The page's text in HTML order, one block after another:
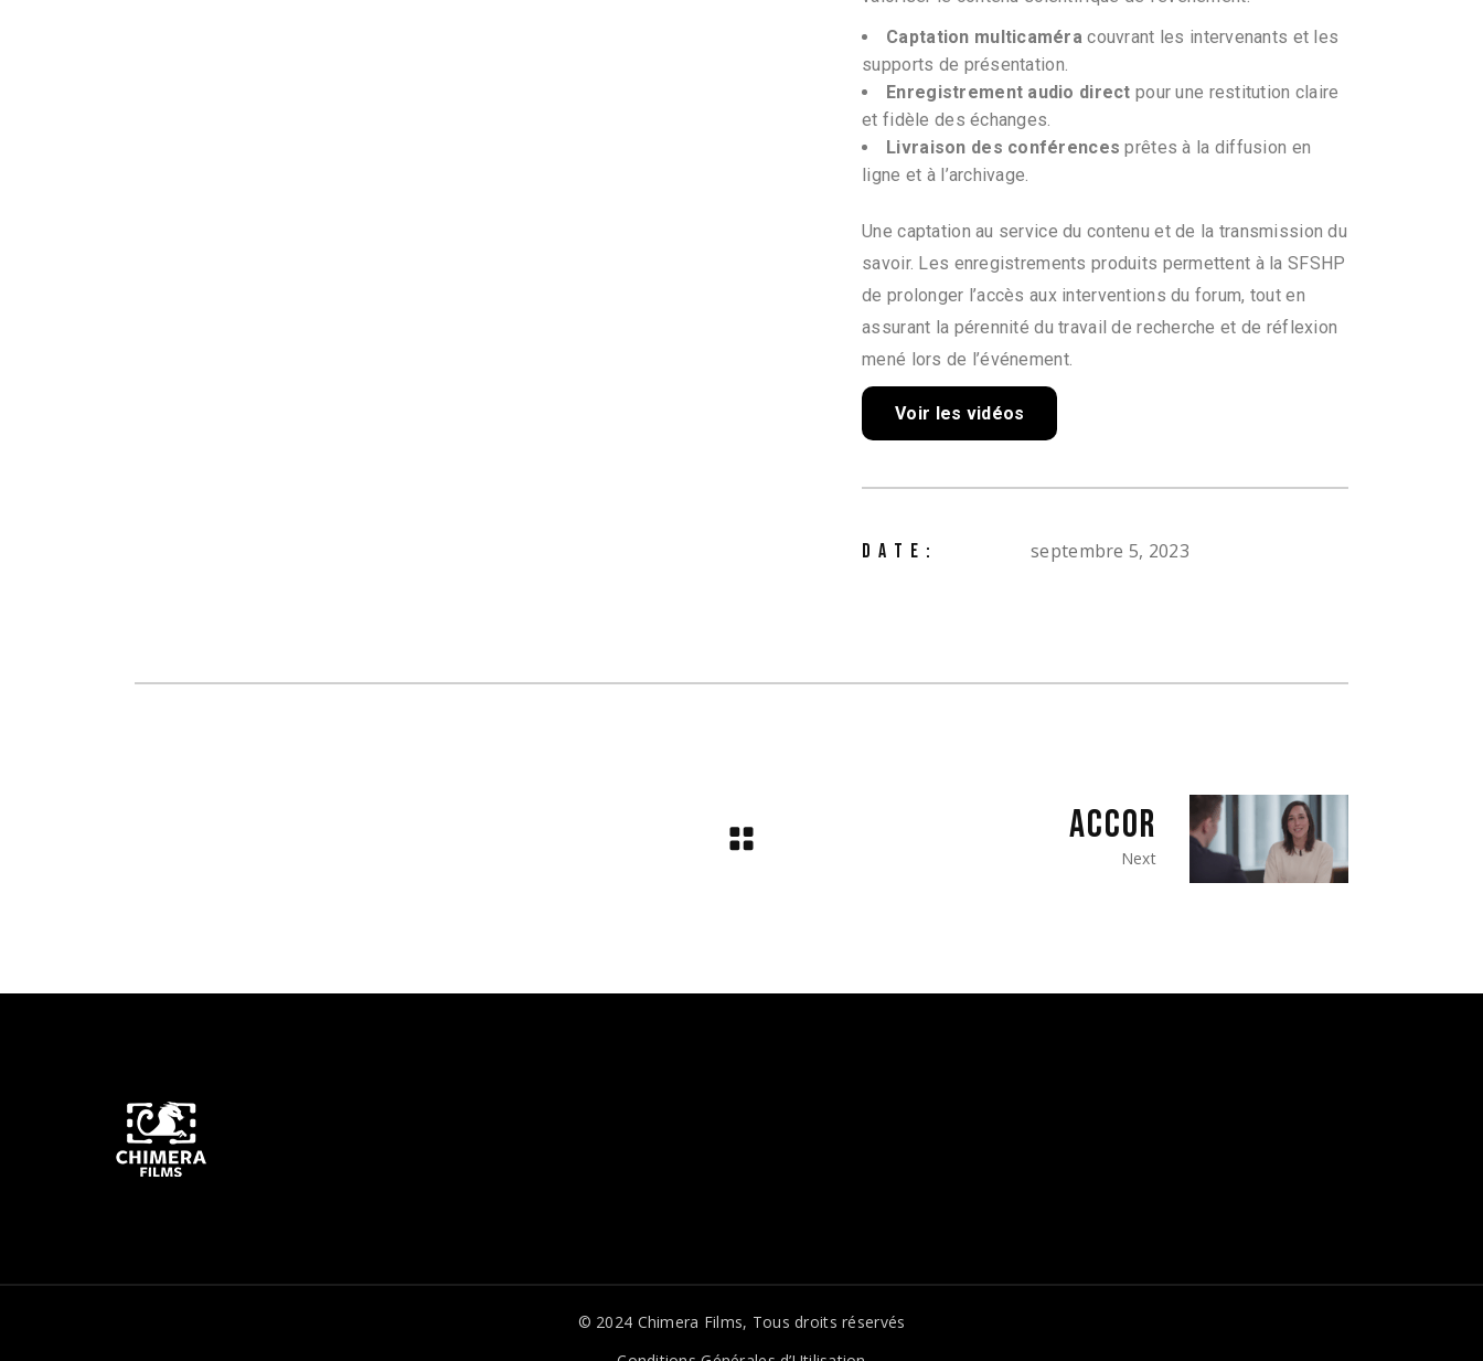
Captation multicaméra couvrant les intervenants et les
supports de présentation.
Enregistrement audio direct pour une restitution claire
et fidèle des échanges.
Livraison des conférences prêtes à la diffusion en
ligne et à l’archivage.
Une captation au service du contenu et de la transmission du
savoir. Les enregistrements produits permettent à la SFSHP
de prolonger l’accès aux interventions du forum, tout en
assurant la pérennité du travail de recherche et de réflexion
mené lors de l’événement.
Voir les vidéos
DATE: septembre 5, 2023
ACCOR
Next
© 2024 Chimera Films, Tous droits réservés